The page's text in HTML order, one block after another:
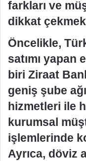
farkları ve
dikkat
Öncelikle,
satımı yapan
biri Ziraat
geniş şube
hizmetleri ile
kurumsal
işlemlerinde
Ayrıca, döviz